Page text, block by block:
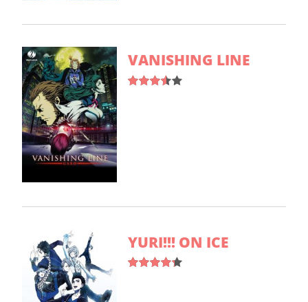
VANISHING LINE
YURI!!! ON ICE